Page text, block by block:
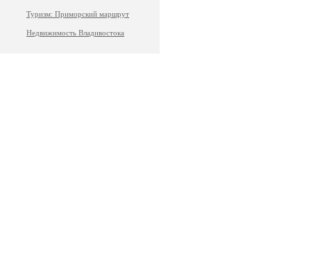
Туризм: Приморский маршрут
Недвижимость Владивостока